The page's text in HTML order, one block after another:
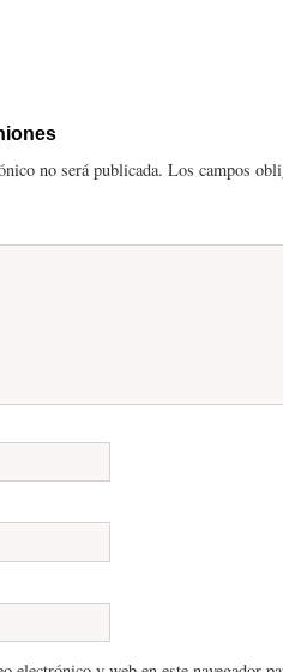
no será publicada. Los campos